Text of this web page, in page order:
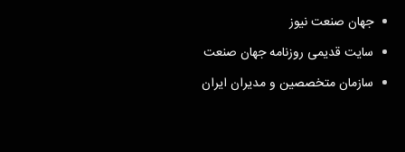
جهان صنعت نیوز
سایت قدیمی روزنامه جهان صنعت
سازمان متخصصین و مدیران ایران